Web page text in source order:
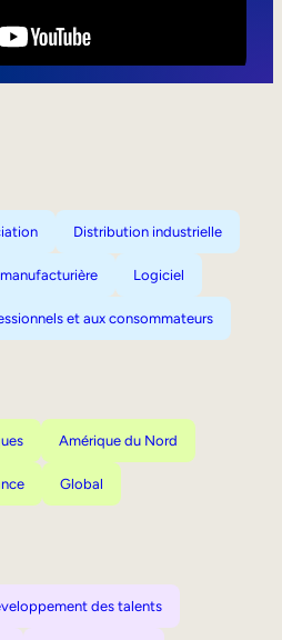
Distribution industrielle
Logiciel
et aux consommateurs
Amérique du Nord
Global
des talents